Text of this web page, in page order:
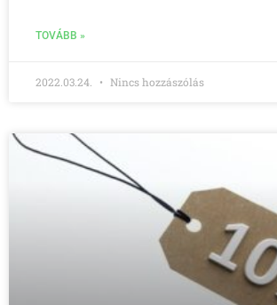
TOVÁBB »
2022.03.24. Nincs hozzászólás